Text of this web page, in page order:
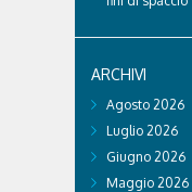
ARCHIVI
Agosto 2026
Luglio 2026
Giugno 2026
Maggio 2026